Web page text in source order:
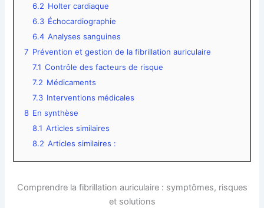
6.2 Holter cardiaque
6.3 Échocardiographie
6.4 Analyses sanguines
7 Prévention et gestion de la fibrillation auriculaire
7.1 Contrôle des facteurs de risque
7.2 Médicaments
7.3 Interventions médicales
8 En synthèse
8.1 Articles similaires
8.2 Articles similaires :
Comprendre la fibrillation auriculaire : symptômes, risques
et solutions